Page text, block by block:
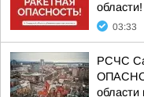
области!
03:33
РСЧС
области